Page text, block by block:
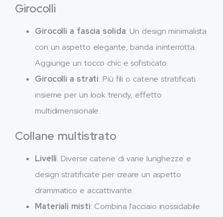
Girocolli
Girocolli a fascia solida: Un design minimalista
con un aspetto elegante, banda ininterrotta.
Aggiunge un tocco chic e sofisticato.
Girocolli a strati: Più fili o catene stratificati
insieme per un look trendy, effetto
multidimensionale.
Collane multistrato
Livelli: Diverse catene di varie lunghezze e
design stratificate per creare un aspetto
drammatico e accattivante.
Materiali misti: Combina l'acciaio inossidabile